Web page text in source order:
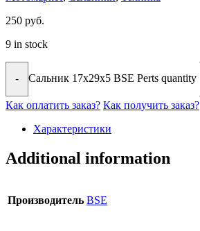
250 руб.
9 in stock
- Сальник 17x29x5 BSE Perts quantity
Как оплатить заказ? Как получить заказ?
Характеристики
Additional information
Производитель BSE